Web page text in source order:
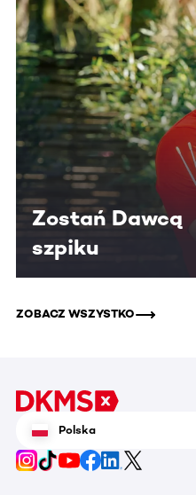
Zostań Dawcą
szpiku
ZOBACZ WSZYSTKO
Polska